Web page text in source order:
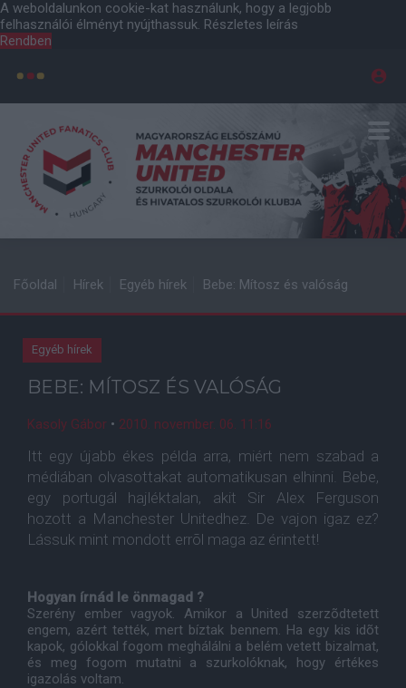
A weboldalunkon cookie-kat használunk, hogy a legjobb
felhasználói élményt nyújthassuk. Részletes leírás
Rendben
Főoldal Hírek Egyéb hírek Bebe: Mítosz és valóság
Egyéb hírek
BEBE: MÍTOSZ ÉS VALÓSÁG
Kasoly Gábor • 2010. november. 06. 11:16
Itt egy újabb ékes példa arra, miért nem szabad a
médiában olvasottakat automatikusan elhinni. Bebe,
egy portugál hajléktalan, akit Sir Alex Ferguson
hozott a Manchester Unitedhez. De vajon igaz ez?
Lássuk mint mondott errõl maga az érintett!
Hogyan írnád le önmagad ?
Szerény ember vagyok. Amikor a United szerzõdtetett
engem, azért tették, mert bíztak bennem. Ha egy kis idõt
kapok, gólokkal fogom meghálálni a belém vetett bizalmat,
és meg fogom mutatni a szurkolóknak, hogy értékes
igazolás voltam.